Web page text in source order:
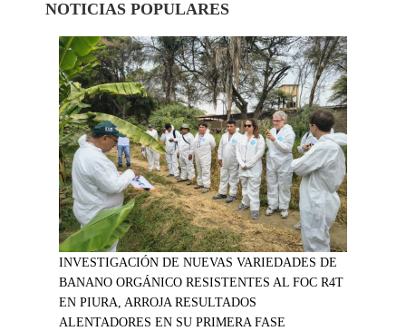
NOTICIAS POPULARES
INVESTIGACIÓN DE NUEVAS VARIEDADES DE
BANANO ORGÁNICO RESISTENTES AL FOC R4T
EN PIURA, ARROJA RESULTADOS
ALENTADORES EN SU PRIMERA FASE